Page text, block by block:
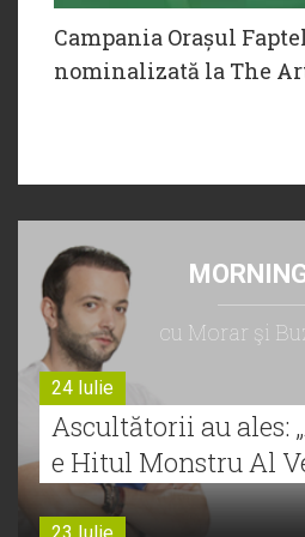
Campania Orașul
nominalizată la The
cu Morar şi
24 Iulie
Ascultătorii au ales:
e Hitul Monstru Al
23 Iulie